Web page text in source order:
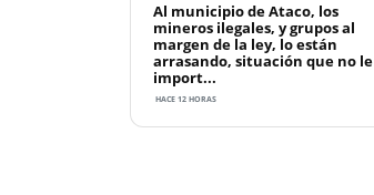
Al municipio de Ataco, los
mineros ilegales, y grupos al
margen de la ley, lo están
arrasando, situación que no le
import...
HACE 12 HORAS